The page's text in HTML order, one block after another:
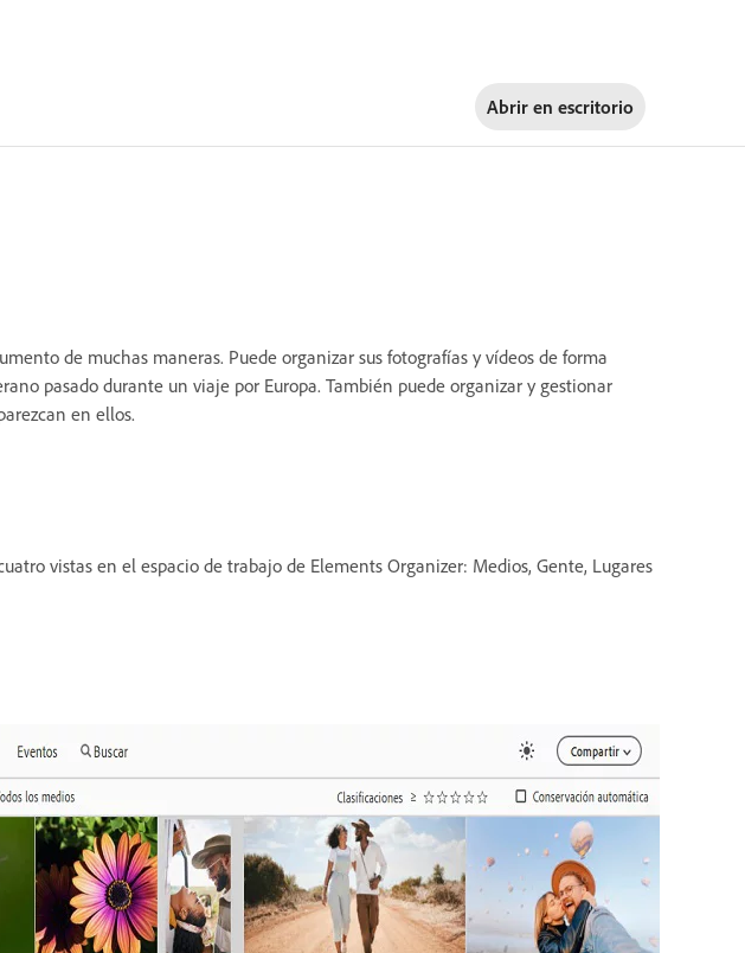
Abrir en escritorio
de muchas maneras. Puede organizar sus fotografías y vídeos de forma
pasado durante un viaje por Europa. También puede organizar y gestionar
en ellos.
vistas en el espacio de trabajo de Elements Organizer: Medios, Gente, Lugares